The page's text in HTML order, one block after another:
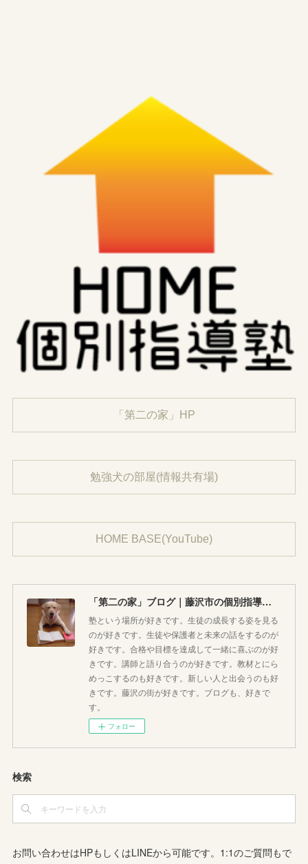
「第二の家」HP
勉強犬の部屋(情報共有場)
HOME BASE(YouTube)
「第二の家」ブログ｜藤沢市の個別指導塾のお話
塾という場所が好きです。生徒の成長する姿を見る
のが好きです。生徒や保護者と未来の話をするのが
好きです。合格や目標を達成して一緒に喜ぶのが好
きです。講師と語り合うのが好きです。教材とにら
めっこするのも好きです。新しい人と出会うのも好
きです。藤沢の街が好きです。ブログも、好きで
す。
フォロー
検索
お問い合わせはHPもしくはLINEから可能です。1:1のご質問もで